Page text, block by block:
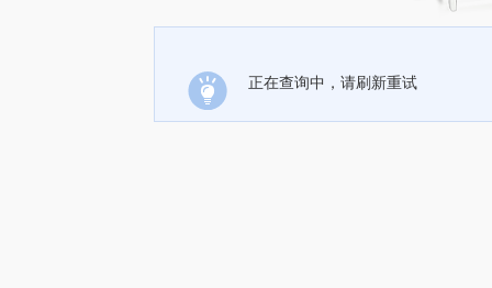
正在查询中，请刷新重试